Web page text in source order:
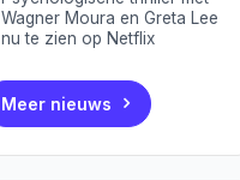
Wagner Moura en Greta Lee
nu te zien op Netflix
Meer nieuws